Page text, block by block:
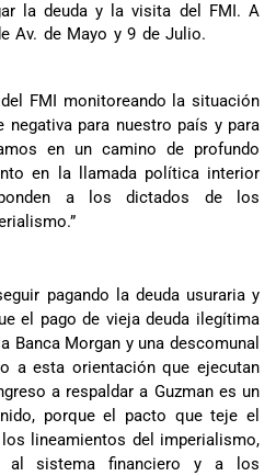
la deuda y la visita del FMI. A
Av. de Mayo y 9 de Julio.
FMI monitoreando la situación
negativa para nuestro país y para
en un camino de profundo
en la llamada política interior
a los dictados de los
pagando la deuda usuraria y
el pago de vieja deuda ilegítima
Banca Morgan y una descomunal
a esta orientación que ejecutan
a respaldar a Guzman es un
porque el pacto que teje el
lineamientos del imperialismo,
al sistema financiero y a los